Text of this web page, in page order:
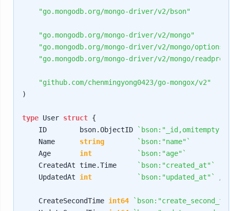
"go.mongodb.org/mongo-driver/v2/bson"
"go.mongodb.org/mongo-driver/v2/mongo"
"go.mongodb.org/mongo-driver/v2/mongo/options"
"go.mongodb.org/mongo-driver/v2/mongo/
"github.com/chenmingyong0423/go-mongox/v2"
)
type User struct {
    ID        bson.ObjectID
`bson:"_id,omitempty"
    Name
string
`bson:"name"`
    Age
int
`bson:"age"`
    CreatedAt time.Time
`bson:"created_at"`
    UpdatedAt
int `bson:"updated_at"`
    CreateSecondTime
int64